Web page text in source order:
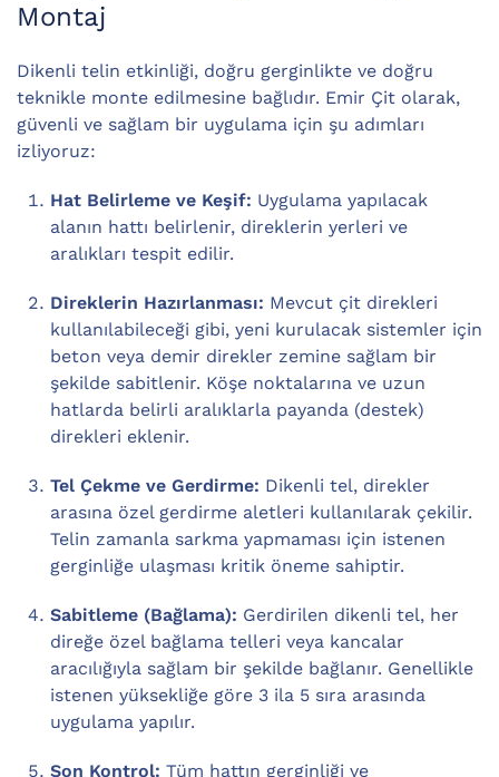
Montaj
Dikenli telin etkinliği, doğru gerginlikte ve doğru
teknikle monte edilmesine bağlıdır. Emir Çit olarak,
güvenli ve sağlam bir uygulama için şu adımları
izliyoruz:
Hat Belirleme ve Keşif: Uygulama yapılacak
alanın hattı belirlenir, direklerin yerleri ve
aralıkları tespit edilir.
Direklerin Hazırlanması: Mevcut çit direkleri
kullanılabileceği gibi, yeni kurulacak sistemler için
beton veya demir direkler zemine sağlam bir
şekilde sabitlenir. Köşe noktalarına ve uzun
hatlarda belirli aralıklarla payanda (destek)
direkleri eklenir.
Tel Çekme ve Gerdirme: Dikenli tel, direkler
arasına özel gerdirme aletleri kullanılarak çekilir.
Telin zamanla sarkma yapmaması için istenen
gerginliğe ulaşması kritik öneme sahiptir.
Sabitleme (Bağlama): Gerdirilen dikenli tel, her
direğe özel bağlama telleri veya kancalar
aracılığıyla sağlam bir şekilde bağlanır. Genellikle
istenen yüksekliğe göre 3 ila 5 sıra arasında
uygulama yapılır.
Son Kontrol: Tüm hattın gerginliği ve